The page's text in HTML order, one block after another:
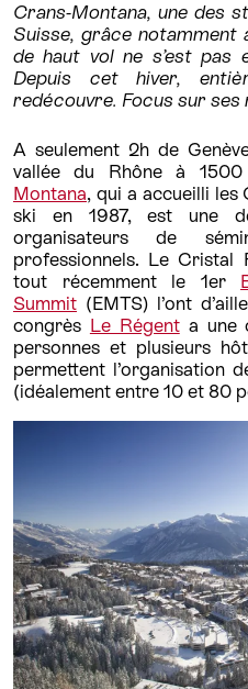
Crans-Montana, une des
Suisse, grâce
de haut vol ne s’est pas
Depuis cet hiver,
redécouvre. Focus sur ses
A seulement 2h de
vallée du Rhône à 1500
Montana, qui a accueilli les
ski en 1987, est une
organisateurs de
professionnels. Le
tout récemment le 1er
Summit (EMTS) l’ont
congrès Le Régenta une
personnes et plusieurs
permettent l’organisation
(idéalement entre 10 et 80